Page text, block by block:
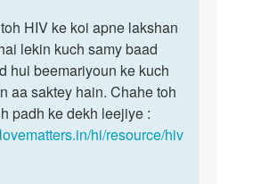
HIV ke koi apne lakshan
lekin kuch samy baad
hui beemariyoun ke kuch
aa saktey hain. Chahe toh
padh ke dekh leejiye :
hi/resource/hiv